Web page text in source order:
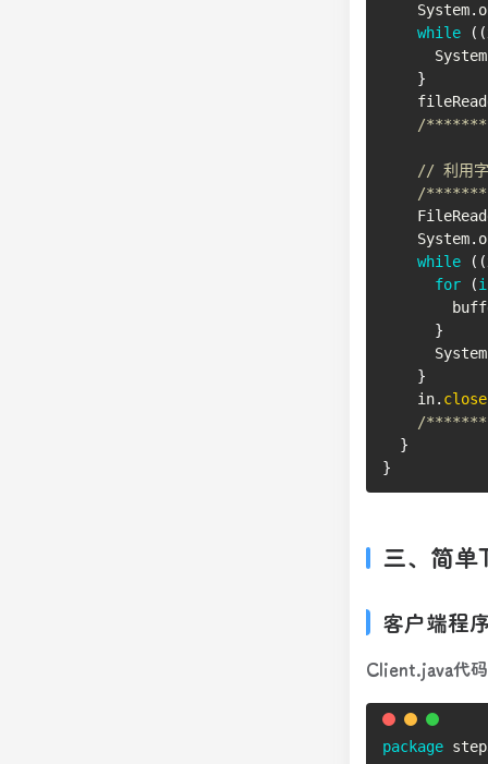
System.
while
( (
System
}
/
// 利用字
/
System.
while
( (
for
(
}
System
}
    in
. close
/
}
}
三、简单
客户端程
Client.java代码
package